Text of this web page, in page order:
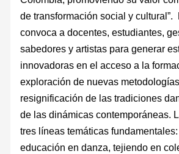
de transformación social y cultural”.
convoca a docentes, estudiantes,
sabedores y artistas para generar
innovadoras en el acceso a la
exploración de nuevas
resignificación de las tradiciones
de las dinámicas contemporáneas.
tres líneas temáticas
educación en danza, tejiendo en